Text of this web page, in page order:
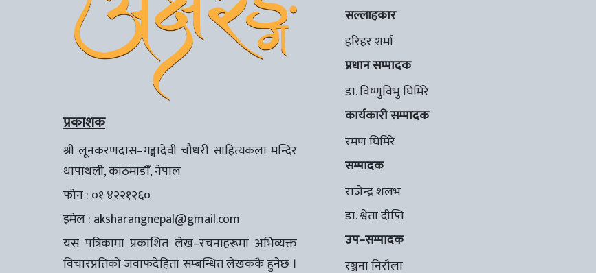
प्रकाशक
श्री लूनकरणदास–गङ्गादेवी चौधरी साहित्यकला मन्दिर
थापाथली, काठमाडौँ, नेपाल
फोन : ०१ ४२२१२६०
इमेल : aksharangnepal@gmail.com
यस पत्रिकामा प्रकाशित लेख–रचनाहरूमा अभिव्यक्त
विचारप्रतिको जवाफदेहिता सम्बन्धित लेखककै हुनेछ ।
सल्लाहकार
हरिहर शर्मा
प्रधान सम्पादक
डा. विष्णुविभु घिमिरे
कार्यकारी सम्पादक
रमण घिमिरे
सम्पादक
राजेन्द्र शलभ
डा. श्वेता दीप्ति
उप–सम्पादक
रञ्जना निरौला